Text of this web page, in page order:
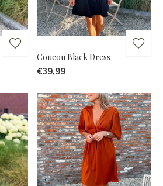
Coucou Black Dress
€39,99